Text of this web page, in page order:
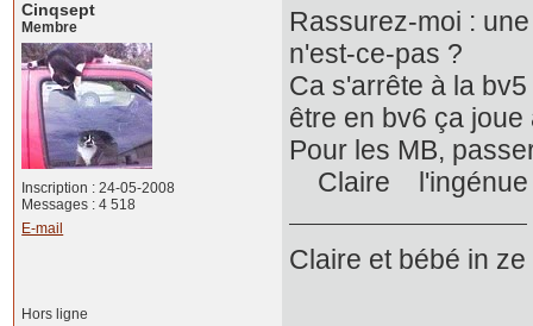
Cinqsept
Membre
Inscription : 24-05-2008
Messages : 4 518
E-mail
Rassurez-moi :
n'est-ce-pas ?
Ca s'arrête à la
être en bv6 ça joue
Pour les MB,
Claire
Claire et bébé in
Hors ligne